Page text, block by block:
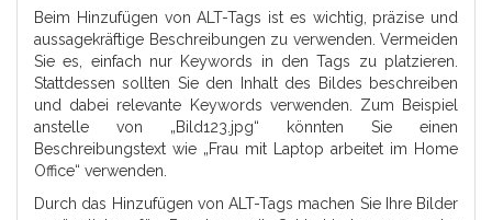
Beim Hinzufügen von ALT-Tags ist es wichtig, präzise und
aussagekräftige Beschreibungen zu verwenden. Vermeiden
Sie es, einfach nur Keywords in den Tags zu platzieren.
Stattdessen sollten Sie den Inhalt des Bildes beschreiben
und dabei relevante Keywords verwenden. Zum Beispiel
anstelle von „Bild123.jpg“ könnten Sie einen
Beschreibungstext wie „Frau mit Laptop arbeitet im Home
Office“ verwenden.
Durch das Hinzufügen von ALT-Tags machen Sie Ihre Bilder